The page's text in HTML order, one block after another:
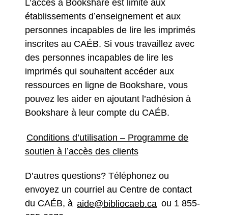
L’accès à Bookshare est limité aux
établissements d’enseignement et aux
personnes incapables de lire les imprimés
inscrites au CAÉB. Si vous travaillez avec
des personnes incapables de lire les
imprimés qui souhaitent accéder aux
ressources en ligne de Bookshare, vous
pouvez les aider en ajoutant l’adhésion à
Bookshare à leur compte du CAÉB.
Conditions d’utilisation – Programme de
soutien à l’accès des clients
D’autres questions? Téléphonez ou
envoyez un courriel au Centre de contact
du CAÉB, à aide@bibliocaeb.ca ou 1 855-